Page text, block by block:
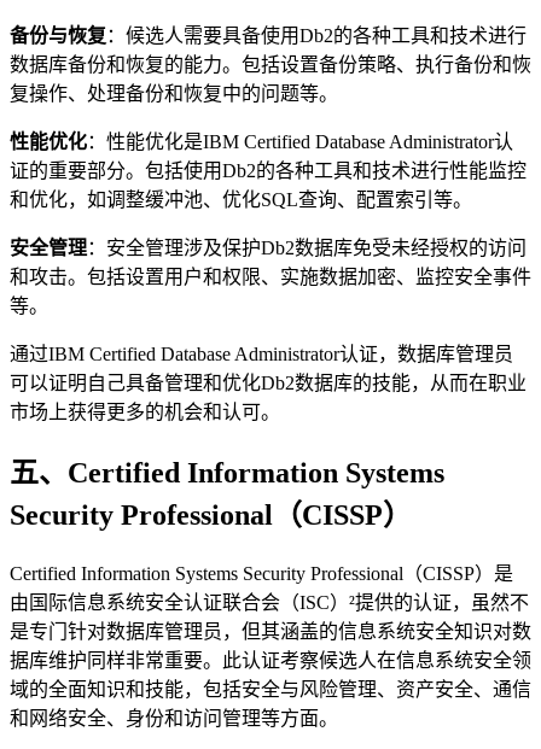
备份与恢复 ：候选人需要具备使用Db2的各种工具和技术进行
数据库备份和恢复的能力。包括设置备份策略、执行备份和恢
复操作、处理备份和恢复中的问题等。
性能优化：性能优化是IBM Certified Database Administrator认
证的重要部分。包括使用Db2的各种工具和技术进行性能监控
和优化，如调整缓冲池、优化SQL查询、配置索引等。
安全管理：安全管理涉及保护Db2数据库免受未经授权的访问
和攻击。包括设置用户和权限、实施数据加密、监控安全事件
等。
通过IBM Certified Database Administrator认证，数据库管理员
可以证明自己具备管理和优化Db2数据库的技能，从而在职业
市场上获得更多的机会和认可。
五、Certified Information Systems
Security Professional（CISSP）
Certified Information Systems Security Professional（CISSP）是
由国际信息系统安全认证联合会（ISC）²提供的认证，虽然不
是专门针对数据库管理员，但其涵盖的信息系统安全知识对数
据库维护同样非常重要。此认证考察候选人在信息系统安全领
域的全面知识和技能，包括安全与风险管理、资产安全、通信
和网络安全、身份和访问管理等方面。